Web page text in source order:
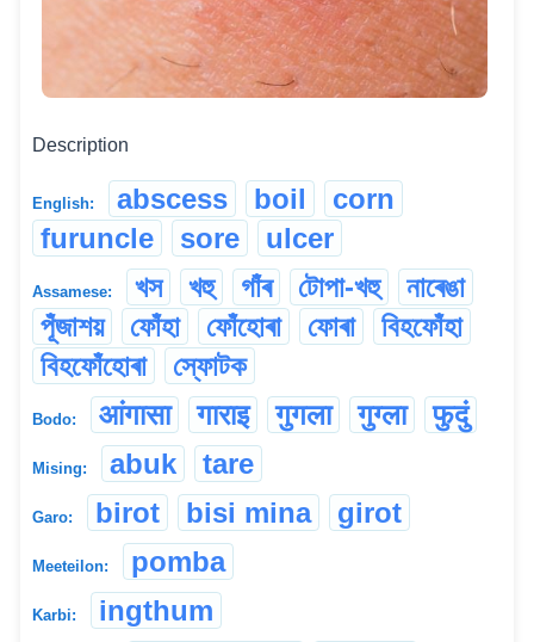
Description
English: abscess boil
corn
furuncle
sore ulcer
Assamese: খস খহু গাঁৰ টোপা-খহু
নাৰেঙা
পূঁজাশয়
ফোঁহা ফোঁহোৰা ফোৰা
বিহফোঁহা
বিহফোঁহোৰা
স্ফোটক
Bodo: आंगासा गाराइ गुगला गुग्ला फुदुं
Mising: abuk tare
Garo: birot bisi mina girot
Meeteilon: pomba
Karbi: ingthum